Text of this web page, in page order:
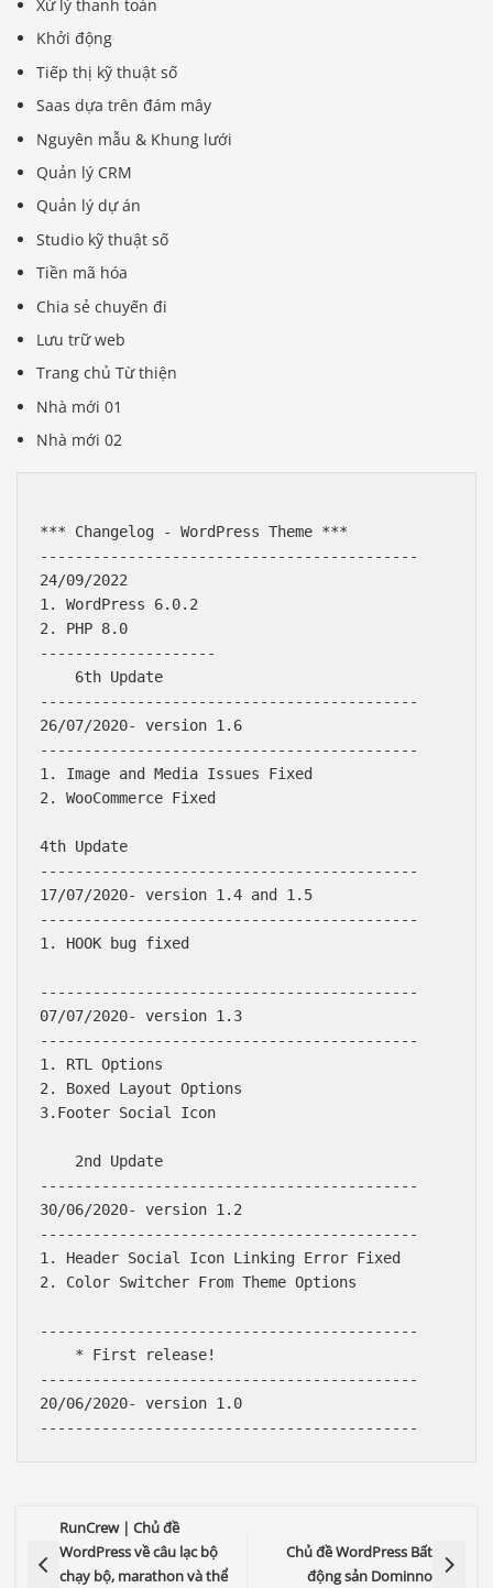
Xử lý thanh toán
Khởi động
Tiếp thị kỹ thuật số
Saas dựa trên đám mây
Nguyên mẫu & Khung lưới
Quản lý CRM
Quản lý dự án
Studio kỹ thuật số
Tiền mã hóa
Chia sẻ chuyến đi
Lưu trữ web
Trang chủ Từ thiện
Nhà mới 01
Nhà mới 02
*** Changelog - WordPress Theme ***
-------------------------------------------
24/09/2022
1. WordPress 6.0.2
2. PHP 8.0
--------------------
    6th Update
-------------------------------------------
26/07/2020- version 1.6
-------------------------------------------
1. Image and Media Issues Fixed
2. WooCommerce Fixed
4th Update
-------------------------------------------
17/07/2020- version 1.4 and 1.5
-------------------------------------------
1. HOOK bug fixed
-------------------------------------------
07/07/2020- version 1.3
-------------------------------------------
1. RTL Options
2. Boxed Layout Options
3.Footer Social Icon
    2nd Update
-------------------------------------------
30/06/2020- version 1.2
-------------------------------------------
1. Header Social Icon Linking Error Fixed
2. Color Switcher From Theme Options
-------------------------------------------
    * First release!
-------------------------------------------
20/06/2020- version 1.0
RunCrew | Chủ đề
WordPress về câu lạc bộ
chạy bộ, marathon và thể
Chủ đề WordPress Bất
động sản Dominno